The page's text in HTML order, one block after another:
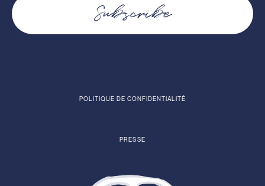
Subscribe
POLITIQUE DE CONFIDENTIALITÉ
PRESSE